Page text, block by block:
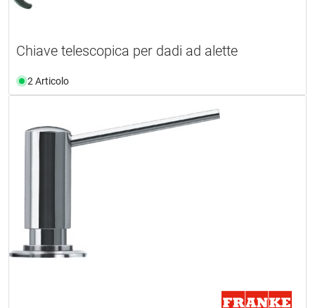
Chiave telescopica per dadi ad alette
2 Articolo